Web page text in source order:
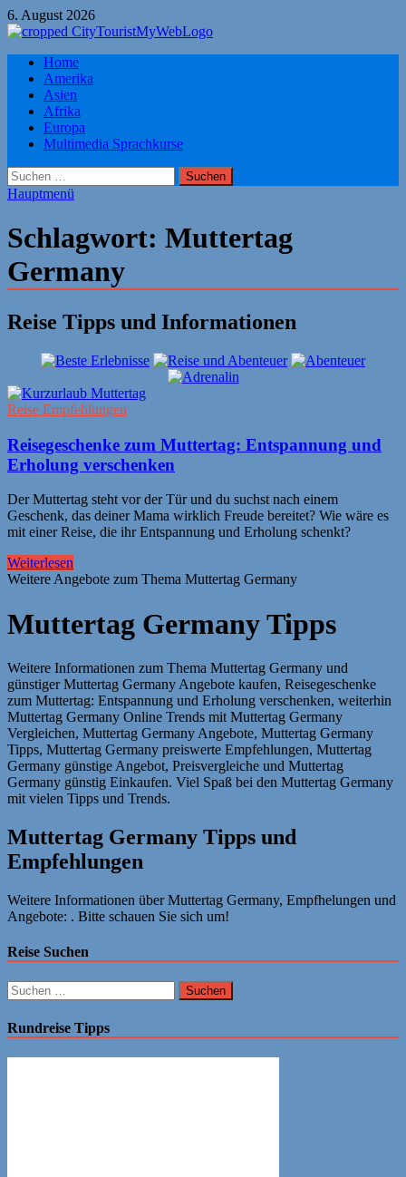
Zum
Inhalt
6. August 2026
Citytourist Reise Tipps
Urlaub, Ferien, Flüge, Freizeit, Reise
Home
Amerika
Asien
Afrika
Europa
Multimedia Sprachkurse
Suchen
nach:
Hauptmenü
Schlagwort: Muttertag
Germany
Reise Tipps und Informationen
Reise Empfehlungen
Reisegeschenke zum Muttertag: Entspannung und
Erholung verschenken
Der Muttertag steht vor der Tür und du suchst nach einem
Geschenk, das deiner Mama wirklich Freude bereitet? Wie wäre es
mit einer Reise, die ihr Entspannung und Erholung schenkt?
Weiterlesen
Weitere Angebote zum Thema Muttertag Germany
Muttertag Germany Tipps
Weitere Informationen zum Thema Muttertag Germany und
günstiger Muttertag Germany Angebote kaufen, Reisegeschenke
zum Muttertag: Entspannung und Erholung verschenken, weiterhin
Muttertag Germany Online Trends mit Muttertag Germany
Vergleichen, Muttertag Germany Angebote, Muttertag Germany
Tipps, Muttertag Germany preiswerte Empfehlungen, Muttertag
Germany günstige Angebot, Preisvergleiche und Muttertag
Germany günstig Einkaufen. Viel Spaß bei den Muttertag Germany
mit vielen Tipps und Trends.
Muttertag Germany Tipps und
Empfehlungen
Weitere Informationen über Muttertag Germany, Empfhelungen und
Angebote: . Bitte schauen Sie sich um!
Reise Suchen
Suchen
nach:
Rundreise Tipps